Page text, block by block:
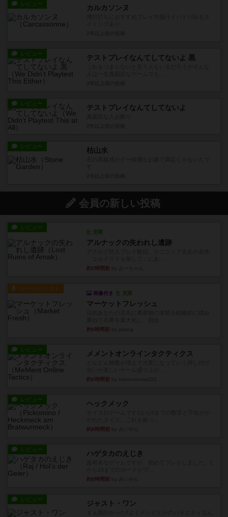
レビュー カルカソンヌ
レビュー テストプレイなんてしてないよ 黒
レビュー テストプレイなんてしてないよ
レビュー 枯山水
会員の新しい投稿
レビュー
充実
アルナックの失われし遺跡
約2時間前
ルール/インスト
画像付き 充実
マーケットフレッシュ
約6時間前
レビュー メメントオンラインタクティクス
約6時間前
レビュー ヘックメック
約8時間前
レビュー ハゲタカのえじき
約8時間前
レビュー ジャスト・ワン